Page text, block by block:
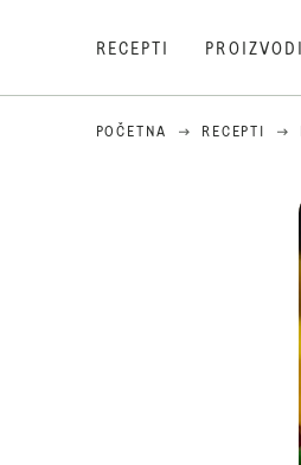
RECEPTI PROIZVODI
POČETNA RECEPTI